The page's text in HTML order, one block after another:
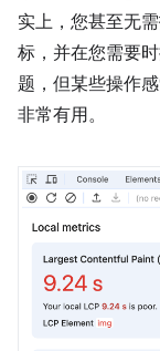
实上，您甚至无
标，并在您需要
题，但某些操作
非常有用。